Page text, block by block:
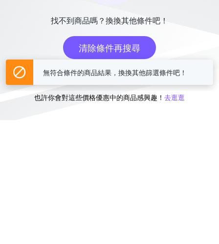
找不到商品嗎？換換其他條件吧！
清除條件再搜尋
或
也許你會對這些價格優惠中的商品感興趣！ 去逛逛
無符合條件的商品結果，換換其他篩選條件吧！